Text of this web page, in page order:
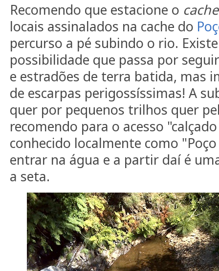
Recomendo que estacione o
locais assinalados na cache do
percurso a pé subindo o rio.
possibilidade que passa por
e estradões de terra batida, mas
de escarpas perigossíssimas! A
quer por pequenos trilhos quer
recomendo para o acesso
conhecido localmente como
entrar na água e a partir daí é
a seta.